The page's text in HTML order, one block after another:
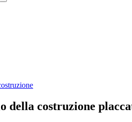
search
della costruzione